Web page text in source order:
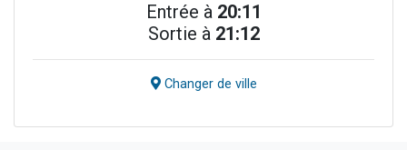
Entrée à 20:11
Sortie à 21:12
Changer de ville